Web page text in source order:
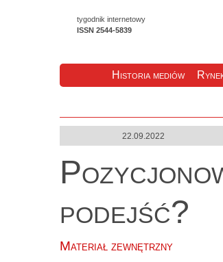
Historia mediów
tygodnik internetowy
ISSN 2544-5839
22.09.2022
podejść?
Materiał zewnętrzny